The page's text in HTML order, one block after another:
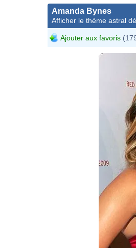
Amanda Bynes
Afficher le thème astral
Ajouter aux favoris